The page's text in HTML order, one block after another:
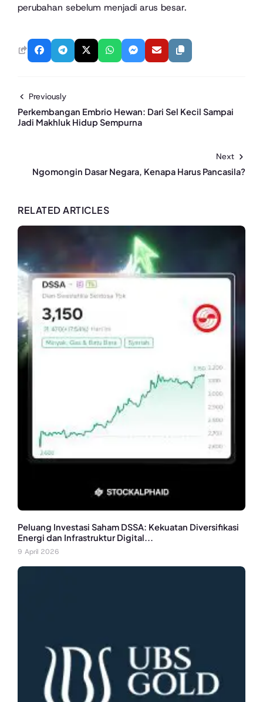
perubahan sebelum menjadi arus besar.
Previously
Perkembangan Embrio Hewan: Dari Sel Kecil Sampai
Jadi Makhluk Hidup Sempurna
Next
Ngomongin Dasar Negara, Kenapa Harus Pancasila?
RELATED ARTICLES
Peluang Investasi Saham DSSA: Kekuatan Diversifikasi
Energi dan Infrastruktur Digital...
9 April 2026